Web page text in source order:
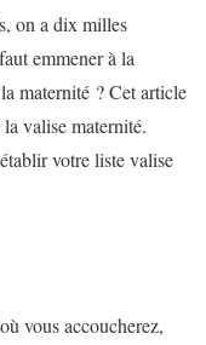
on a dix milles
emmener à la
maternité ? Cet article
valise maternité.
votre liste valise
vous accoucherez,